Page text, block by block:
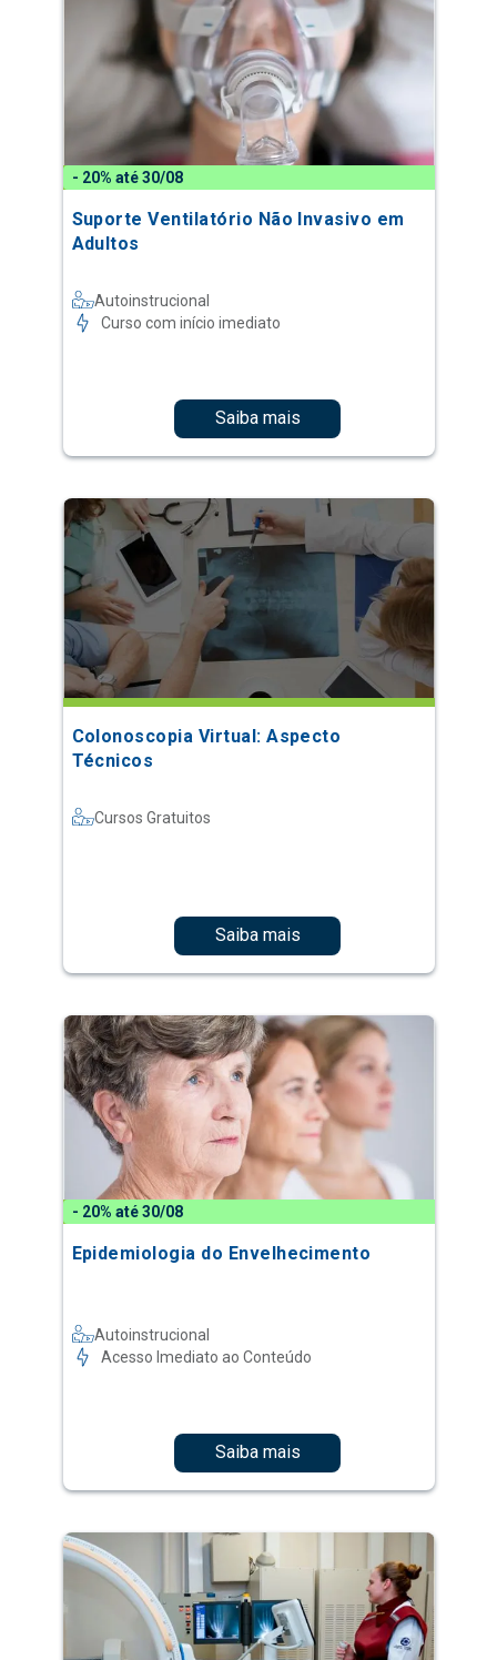
- 20% até 30/08
Suporte Ventilatório Não Invasivo em
Adultos
Autoinstrucional
Curso com início imediato
Saiba mais
Colonoscopia Virtual: Aspecto
Técnicos
Cursos Gratuitos
Saiba mais
- 20% até 30/08
Epidemiologia do Envelhecimento
Autoinstrucional
Acesso Imediato ao Conteúdo
Saiba mais